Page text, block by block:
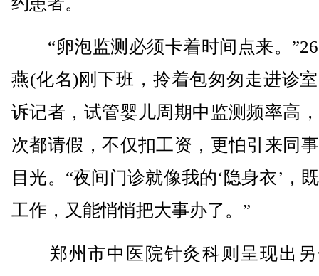
“卵泡监测必须卡着时间点来。
燕(化名)刚下班，拎着包匆匆走进诊
诉记者，试管婴儿周期中监测频率高
次都请假，不仅扣工资，更怕引来同
目光。“夜间门诊就像我的‘隐身衣’，
工作，又能悄悄把大事办了。”
郑州市中医院针灸科则呈现出另